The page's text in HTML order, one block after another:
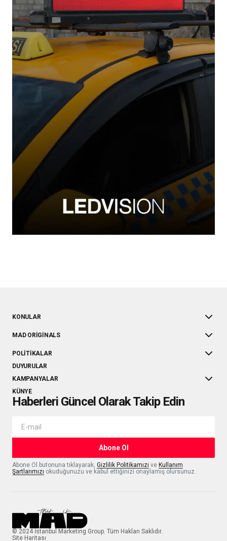
KONULAR
MAD ORIGINALS
POLITIKALAR
DUYURULAR
KAMPANYALAR
KÜNYE
Haberleri Güncel Olarak Takip Edin
Abone Ol
Abone Ol butonuna tıklayarak, Gizlilik Politikamızı ve Kullanım
Şartlarımızı okuduğunuzu ve kabul ettiğinizi onaylamış olursunuz.
© 2024 İstanbul Marketing Group. Tüm Hakları Saklıdır.
Site Haritası